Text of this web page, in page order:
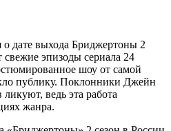
дате выхода Бриджертоны 2
эпизоды сериала 24
шоу от самой
публику. Поклонники Джейн
ведь эта работа
жанра.